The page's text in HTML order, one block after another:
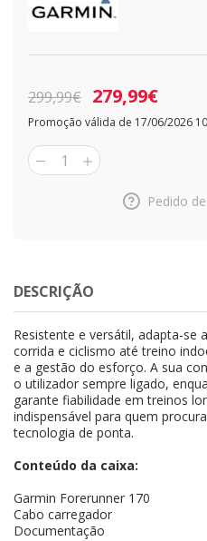
299,99€ 279,99€
Promoção válida de 17/06/2026
1
Pedido
DESCRIÇÃO
Resistente e versátil, adapta-se
corrida e ciclismo até treino
e a gestão do esforço. A sua
o utilizador sempre ligado,
garante fiabilidade em treinos
indispensável para quem
tecnologia de ponta.
Conteúdo da caixa:
Garmin Forerunner 170
Cabo carregador
Documentação